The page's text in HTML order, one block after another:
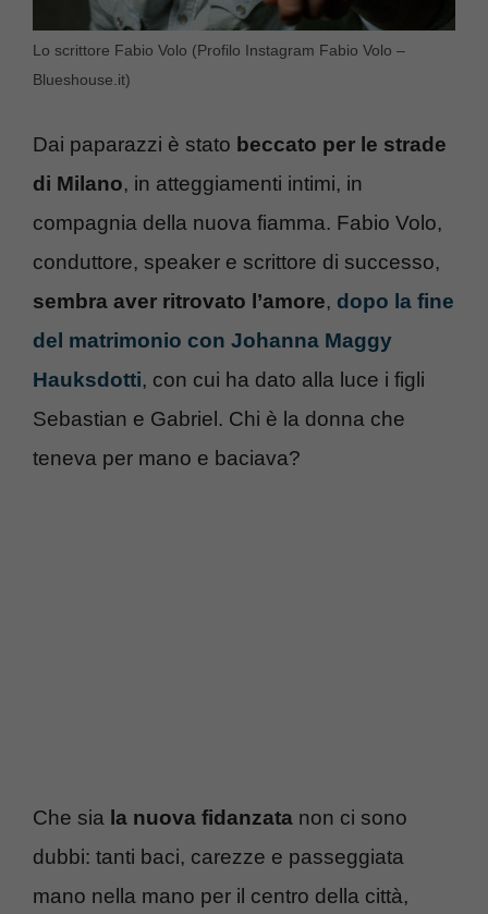
Lo scrittore Fabio Volo (Profilo Instagram Fabio Volo –
Blueshouse.it)
Dai paparazzi è stato beccato per le strade
di Milano, in atteggiamenti intimi, in
compagnia della nuova fiamma. Fabio Volo,
conduttore, speaker e scrittore di successo,
sembra aver ritrovato l’amore, dopo la fine
del matrimonio con Johanna Maggy
Hauksdotti, con cui ha dato alla luce i figli
Sebastian e Gabriel. Chi è la donna che
teneva per mano e baciava?
Che sia la nuova fidanzata non ci sono
dubbi: tanti baci, carezze e passeggiata
mano nella mano per il centro della città,